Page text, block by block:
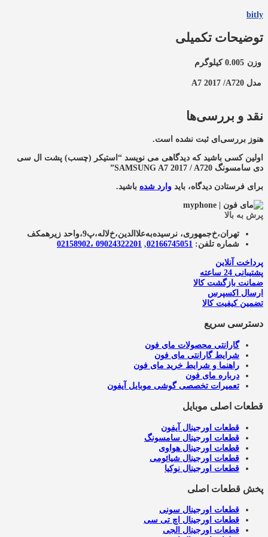
bitly
توضیحات تکمیلی
وزن 0.005 کیلوگرم
مدل A7 2017 /A720
نقد و بررسی‌ها
هنوز بررسی‌ای ثبت نشده است.
اولین کسی باشید که دیدگاهی می نویسد “استیکر (چسب) پشت ال سی
دی سامسونگ SAMSUNG A7 2017 / A720”
برای فرستادن دیدگاه، باید وارد شده باشید.
پرش به بالا
تهران،خ‌جمهوری، نرسیده‌به‌علاالدین،‌خ‌لاله،‌پ9،واحد زیرهمکف
شماره تلفن: 02166745051‌
, 09024322201 ،02158902
پرداخت آنلاین
پشتیبانی 24 ساعته
ضمانت بازگشت کالا
ارسال اکسپرس
تضمین کیفیت کالا
دسترسی سریع
گارانتی محصولات مای فون
شرایط گارانتی مای فون
راهنما و شرایط خرید مای فون
درباره مای فون
تعمیرات تخصصی گوشی موبایل آیفون
قطعات اصلی موبایل
قطعات اورجینال آیفون
قطعات اورجینال سامسونگ
قطعات اورجینال هواوی
قطعات اورجینال شیائومی
قطعات اورجینال نوکیا
پخش قطعات اصلی
قطعات اورجینال سونی
قطعات اورجینال اچ تی سی
قطعات اورجینال الجی